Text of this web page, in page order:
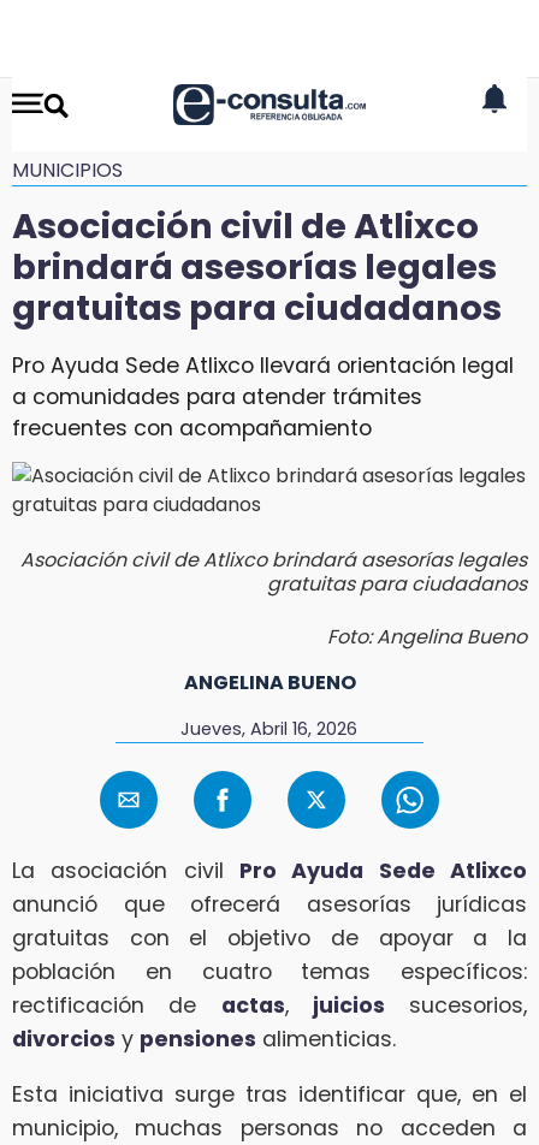
MUNICIPIOS
Asociación civil de Atlixco
brindará asesorías legales
gratuitas para ciudadanos
Pro Ayuda Sede Atlixco llevará orientación legal
a comunidades para atender trámites
frecuentes con acompañamiento
Asociación civil de Atlixco brindará asesorías legales
gratuitas para ciudadanos
Foto: Angelina Bueno
ANGELINA BUENO
Jueves, Abril 16, 2026
La asociación civil Pro Ayuda Sede Atlixco
anunció que ofrecerá asesorías jurídicas
gratuitas con el objetivo de apoyar a la
población en cuatro temas específicos:
rectificación de actas, juicios sucesorios,
divorcios y pensiones alimenticias.
Esta iniciativa surge tras identificar que, en el
municipio, muchas personas no acceden a